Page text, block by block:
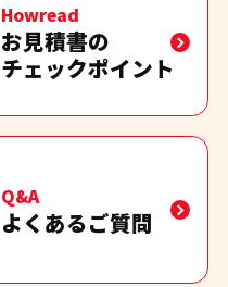
Howread
お見積書の
チェックポイント
Q&A
よくあるご質問